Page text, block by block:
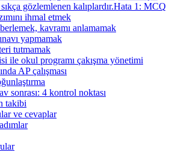
gözlemlenen kalıplardır.Hata 1: MCQ
ihmal etmek
kavramı anlamamak
yapmamak
tutmamak
ile okul programı çakışma yönetimi
AP çalışması
sonrası: 4 kontrol noktası
takibi
ve cevaplar